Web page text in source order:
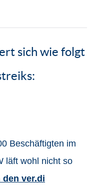
sich wie folgt
Beschäftigten im
läft wohl nicht so
den ver.di